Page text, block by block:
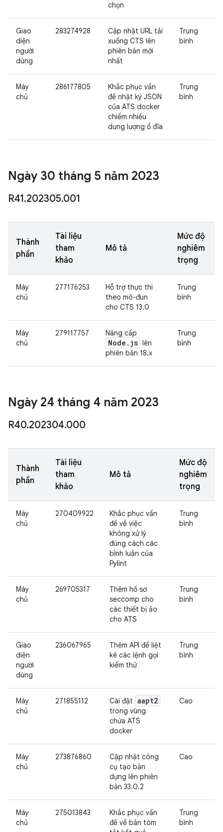
chọn
Giao
diện
người
dùng
283274928
Cập nhật URL tải
xuống CTS lên
phiên bản mới
nhất
Trung
bình
Máy
chủ
286177805
Khắc phục vấn
đề nhật ký JSON
của ATS docker
chiếm nhiều
dung lượng ổ đĩa
Trung
bình
Ngày 30 tháng 5 năm 2023
R41.202305.001
Thành
phần
Tài liệu
tham
khảo
Mô tả
Mức độ
nghiêm
trọng
Máy
chủ
277176253
Hỗ trợ thực thi
theo mô-đun
cho CTS 13.0
Trung
bình
Máy
chủ
279117757 Nâng cấp
Node . js lên
phiên bản 18.x
Trung
bình
Ngày 24 tháng 4 năm 2023
R40.202304.000
Thành
phần
Tài liệu
tham
khảo
Mô tả
Mức độ
nghiêm
trọng
Máy
chủ
270409922
Khắc phục vấn
đề về việc
không xử lý
đúng cách các
bình luận của
Pylint
Trung
bình
Máy
chủ
269705317
Thêm hồ sơ
seccomp cho
các thiết bị ảo
cho ATS
Trung
bình
Giao
diện
người
dùng
236067965
Thêm API để liệt
kê các lệnh gọi
kiểm thử
Trung
bình
Máy
chủ
271855112 Cài đặt aapt2
trong vùng
chứa ATS
docker
Cao
Máy
chủ
273876860
Cập nhật công
cụ tạo bản
dựng lên phiên
bản 33.0.2
Cao
Máy
chủ
275013843
Khắc phục vấn
đề về bản tóm
Trung
bình